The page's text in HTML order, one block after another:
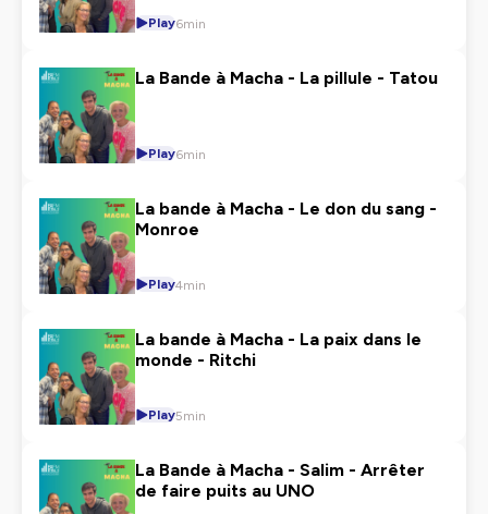
Play6min
La Bande à Macha - La pillule - Tatou
Play6min
La bande à Macha - Le don du sang -
Monroe
Play4min
La bande à Macha - La paix dans le
monde - Ritchi
Play5min
La Bande à Macha - Salim - Arrêter
de faire puits au UNO